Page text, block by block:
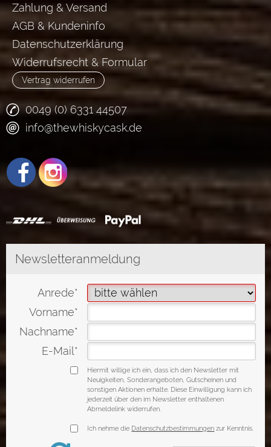
Zahlung & Versand
AGB & Kundeninfo
Datenschutzerklärung
Widerrufsrecht & Formular
Vertrag widerrufen
0049 (0) 6331 44507
info@thewhiskycask.de